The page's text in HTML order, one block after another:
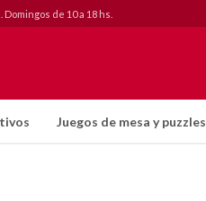
Juegos de mesa y puzzles
de 10 a 18 hs.